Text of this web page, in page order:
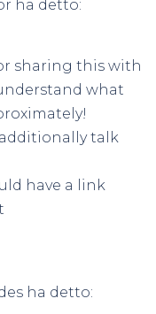
ha detto:
sharing this with
what
talk
have a link
ha detto: